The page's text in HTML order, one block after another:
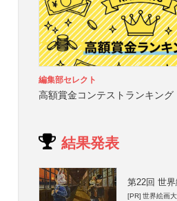
編集部セレクト
高額賞金コンテストランキング
結果発表
第22回 世
[PR] 世界絵画